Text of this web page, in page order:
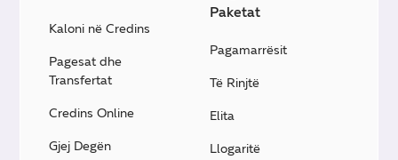
Kaloni në Credins
Pagesat dhe
Transfertat
Credins Online
Gjej Degën
Paketat
Pagamarrësit
Të Rinjtë
Elita
Llogaritë